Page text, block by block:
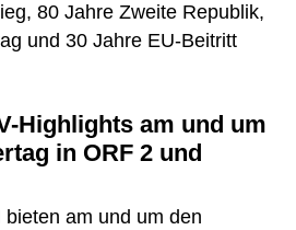
80 Jahre Zweite Republik,
und 30 Jahre EU-Beitritt
Highlights am und um
in ORF 2 und
am und um den